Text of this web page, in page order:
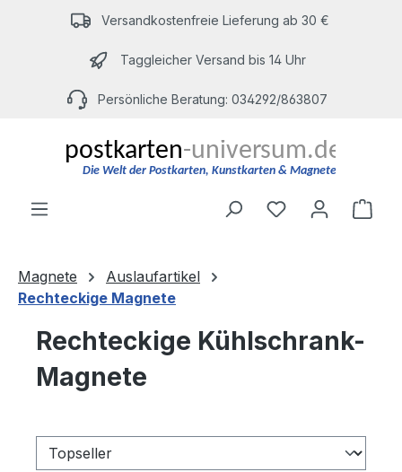
Zum Hauptinhalt springenVersandkostenfreie Lieferung ab 30 €
Taggleicher Versand bis 14 Uhr
Persönliche Beratung: 034292/863807
Du hast 0
Magnete
Auslaufartikel
Rechteckige Magnete
Rechteckige Kühlschrank-
Magnete